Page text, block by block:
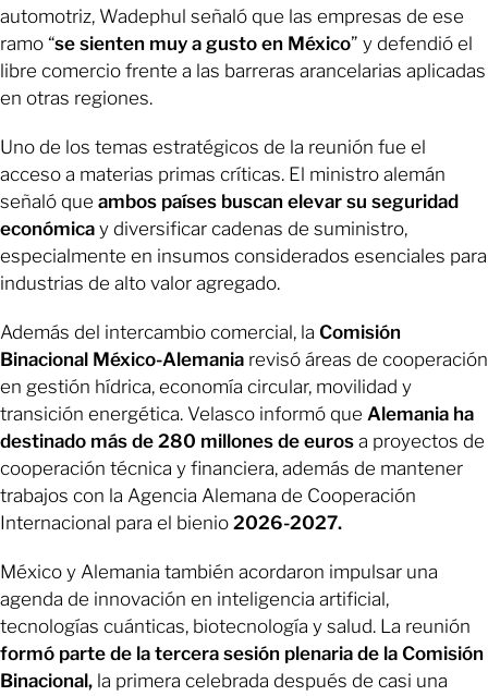
automotriz, Wadephul señaló que las empresas de ese
ramo “se sienten muy a gusto en México” y defendió el
libre comercio frente a las barreras arancelarias aplicadas
en otras regiones.
Uno de los temas estratégicos de la reunión fue el
acceso a materias primas críticas. El ministro alemán
señaló que ambos países buscan elevar su seguridad
económica y diversificar cadenas de suministro,
especialmente en insumos considerados esenciales para
industrias de alto valor agregado.
Además del intercambio comercial, la Comisión
Binacional México-Alemania revisó áreas de cooperación
en gestión hídrica, economía circular, movilidad y
transición energética. Velasco informó que Alemania ha
destinado más de 280 millones de euros a proyectos de
cooperación técnica y financiera, además de mantener
trabajos con la Agencia Alemana de Cooperación
Internacional para el bienio 2026-2027.
México y Alemania también acordaron impulsar una
agenda de innovación en inteligencia artificial,
tecnologías cuánticas, biotecnología y salud. La reunión
formó parte de la tercera sesión plenaria de la Comisión
Binacional, la primera celebrada después de casi una